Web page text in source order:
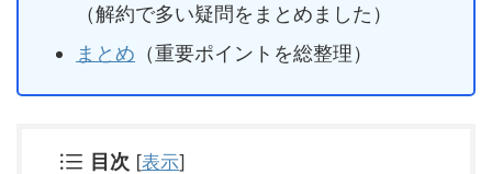
（解約で多い疑問をまとめました）
まとめ （重要ポイントを総整理）
目次 [表示]